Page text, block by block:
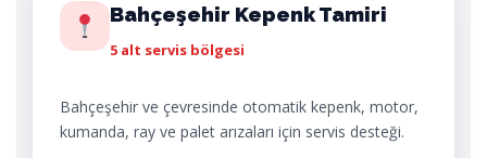
Bahçeşehir Kepenk Tamiri
5 alt servis bölgesi
Bahçeşehir ve çevresinde otomatik kepenk, motor,
kumanda, ray ve palet arızaları için servis desteği.